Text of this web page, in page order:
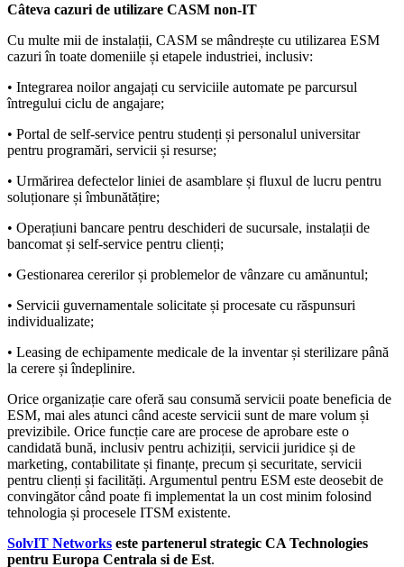
Câteva cazuri de utilizare CASM non-IT
Cu multe mii de instalații, CASM se mândrește cu utilizarea ESM
cazuri în toate domeniile și etapele industriei, inclusiv:
• Integrarea noilor angajați cu serviciile automate pe parcursul
întregului ciclu de angajare;
• Portal de self-service pentru studenți și personalul universitar
pentru programări, servicii și resurse;
• Urmărirea defectelor liniei de asamblare și fluxul de lucru pentru
soluționare și îmbunătățire;
• Operațiuni bancare pentru deschideri de sucursale, instalații de
bancomat și self-service pentru clienți;
• Gestionarea cererilor și problemelor de vânzare cu amănuntul;
• Servicii guvernamentale solicitate și procesate cu răspunsuri
individualizate;
• Leasing de echipamente medicale de la inventar și sterilizare până
la cerere și îndeplinire.
Orice organizație care oferă sau consumă servicii poate beneficia de
ESM, mai ales atunci când aceste servicii sunt de mare volum și
previzibile. Orice funcție care are procese de aprobare este o
candidată bună, inclusiv pentru achiziții, servicii juridice și de
marketing, contabilitate și finanțe, precum și securitate, servicii
pentru clienți și facilități. Argumentul pentru ESM este deosebit de
convingător când poate fi implementat la un cost minim folosind
tehnologia și procesele ITSM existente.
SolvIT Networks este partenerul strategic CA Technologies
pentru Europa Centrala si de Est.